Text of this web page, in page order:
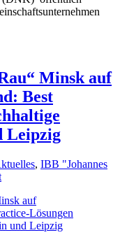
Minsk auf
Best
Leipzig
, IBB "Johannes